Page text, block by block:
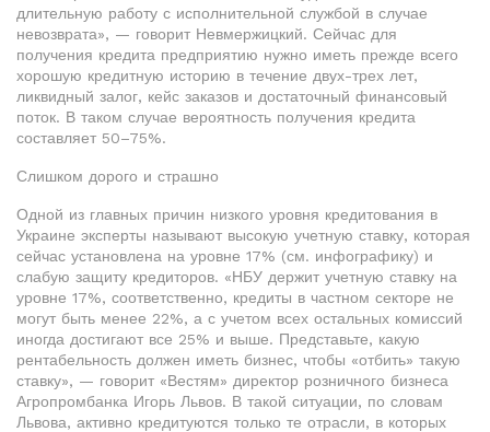
длительную работу с исполнительной службой в случае
невозврата», — говорит Невмержицкий. Сейчас для
получения кредита предприятию нужно иметь прежде всего
хорошую кредитную историю в течение двух-трех лет,
ликвидный залог, кейс заказов и достаточный финансовый
поток. В таком случае вероятность получения кредита
составляет 50–75%.
Слишком дорого и страшно
Одной из главных причин низкого уровня кредитования в
Украине эксперты называют высокую учетную ставку, которая
сейчас установлена на уровне 17% (см. инфографику) и
слабую защиту кредиторов. «НБУ держит учетную ставку на
уровне 17%, соответственно, кредиты в частном секторе не
могут быть менее 22%, а с учетом всех остальных комиссий
иногда достигают все 25% и выше. Представьте, какую
рентабельность должен иметь бизнес, чтобы «отбить» такую
ставку», — говорит «Вестям» директор розничного бизнеса
Агропромбанка Игорь Львов. В такой ситуации, по словам
Львова, активно кредитуются только те отрасли, в которых